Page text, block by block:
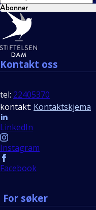
Abonner
Bunntekst
Kontakt oss
tel: 22405370
kontakt: Kontaktskjema
Follow us
LinkedIn
Instagram
Facebook
For søker